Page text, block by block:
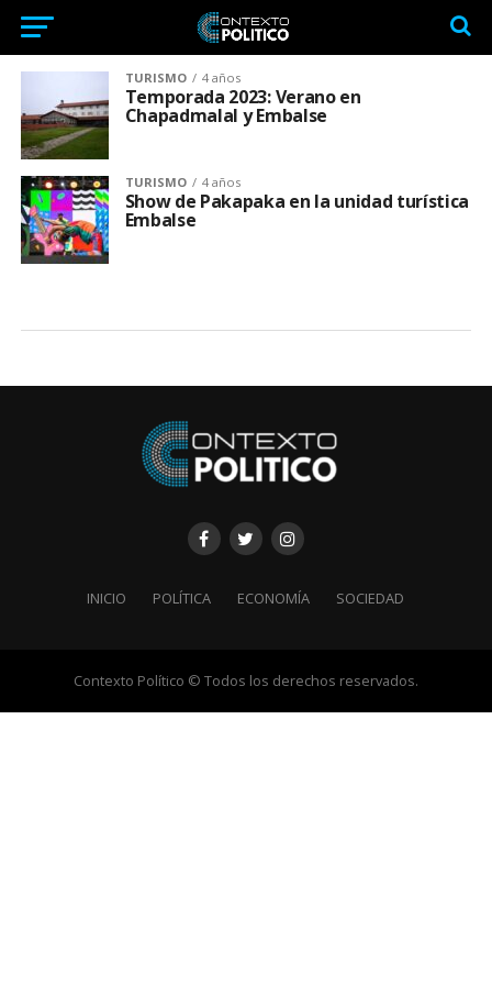
TURISMO 4 años
Temporada 2023: Verano en
Chapadmalal y Embalse
TURISMO 4 años
Show de Pakapaka en la unidad turística
Embalse
INICIO POLÍTICA ECONOMÍA SOCIEDAD
Contexto Político © Todos los derechos reservados.